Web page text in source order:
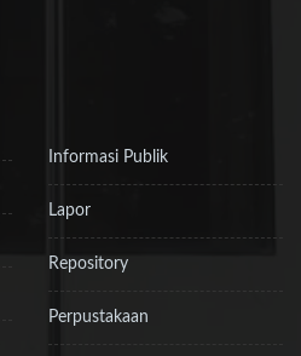
Informasi Publik
Lapor
Repository
Perpustakaan